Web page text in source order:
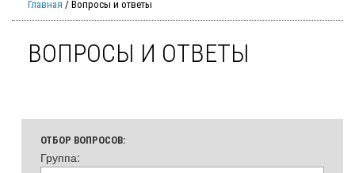
Главная / Вопросы и ответы
ВОПРОСЫ И ОТВЕТЫ
ОТБОР ВОПРОСОВ:
Группа: